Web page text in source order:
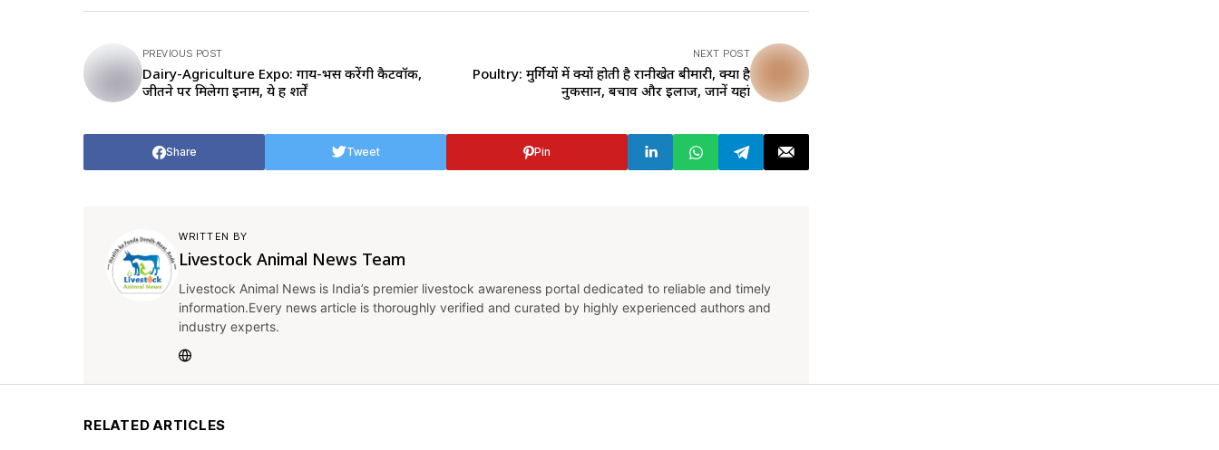
PREVIOUS POST
Dairy-Agriculture Expo: गाय-भैंस करेंगी कैटवॉक,
जीतने पर मिलेगा इनाम, ये हैं शर्तें
NEXT POST
Poultry: मुर्गियों में क्यों होती है रानीखेत बीमारी, क्या है
नुकसान, बचाव और इलाज, जानें यहां
Share Tweet Pin
WRITTEN BY
Livestock Animal News Team
Livestock Animal News is India’s premier livestock awareness portal dedicated to reliable and timely
information.Every news article is thoroughly verified and curated by highly experienced authors and
industry experts.
RELATED ARTICLES